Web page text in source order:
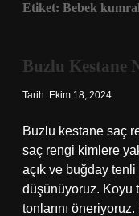
Etiket: Bebek
Buzlu Kestane
Tarih: Ekim 18, 2024
Buzlu kestane saç
saç rengi kimlere
açık ve buğday tenli
düşünüyoruz. Koyu
tonlarını